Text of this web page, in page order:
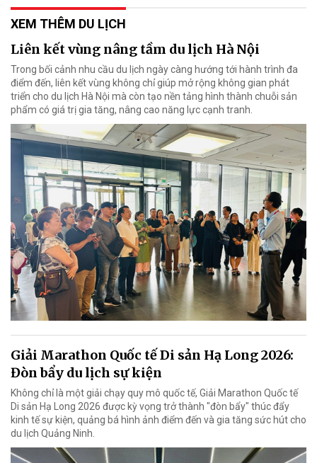
XEM THÊM DU LỊCH
Liên kết vùng nâng tầm du lịch Hà Nội
Trong bối cảnh nhu cầu du lịch ngày càng hướng tới hành trình đa
điểm đến, liên kết vùng không chỉ giúp mở rộng không gian phát
triển cho du lịch Hà Nội mà còn tạo nền tảng hình thành chuỗi sản
phẩm có giá trị gia tăng, nâng cao năng lực cạnh tranh.
Giải Marathon Quốc tế Di sản Hạ Long 2026:
Đòn bẩy du lịch sự kiện
Không chỉ là một giải chạy quy mô quốc tế, Giải Marathon Quốc tế
Di sản Hạ Long 2026 được kỳ vọng trở thành "đòn bẩy" thúc đẩy
kinh tế sự kiện, quảng bá hình ảnh điểm đến và gia tăng sức hút cho
du lịch Quảng Ninh.